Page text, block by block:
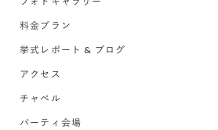
料金プラン
挙式レポート & ブログ
アクセス
チャペル
パーティ会場